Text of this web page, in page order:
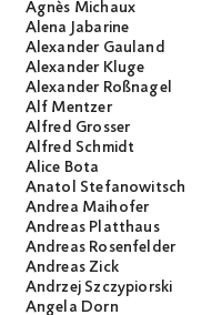
Agnès Michaux
Alena Jabarine
Alexander Gauland
Alexander Kluge
Alexander Roßnagel
Alf Mentzer
Alfred Grosser
Alfred Schmidt
Alice Bota
Anatol Stefanowitsch
Andrea Maihofer
Andreas Platthaus
Andreas Rosenfelder
Andreas Zick
Andrzej Szczypiorski
Angela Dorn